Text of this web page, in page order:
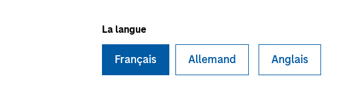
La langue
Français Allemand Anglais